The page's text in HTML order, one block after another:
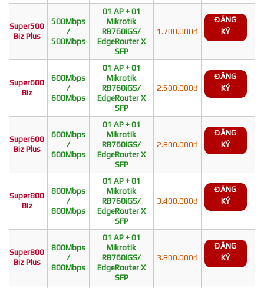
Super500
Biz Plus
500Mbps
/
500Mbps
01 AP + 01
Mikrotik
RB760iGS/
EdgeRouter X
SFP
1.700.000đ
ĐĂNG
KÝ
Super600
Biz
600Mbps
/
600Mbps
01 AP + 01
Mikrotik
RB760iGS/
EdgeRouter X
SFP
2.500.000đ
ĐĂNG
KÝ
Super600
Biz Plus
600Mbps
/
600Mbps
01 AP + 01
Mikrotik
RB760iGS/
EdgeRouter X
SFP
2.800.000đ
ĐĂNG
KÝ
Super800
Biz
800Mbps
/
800Mbps
01 AP + 01
Mikrotik
RB760iGS/
EdgeRouter X
SFP
3.400.000đ
ĐĂNG
KÝ
Super800
Biz Plus
800Mbps
/
800Mbps
01 AP + 01
Mikrotik
RB760iGS/
EdgeRouter X
SFP
3.800.000đ
ĐĂNG
KÝ